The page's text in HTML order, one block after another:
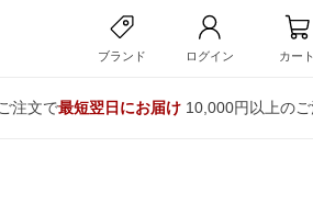
ブランド ログイン カート
注文で最短翌日にお届け10,000円以上のご